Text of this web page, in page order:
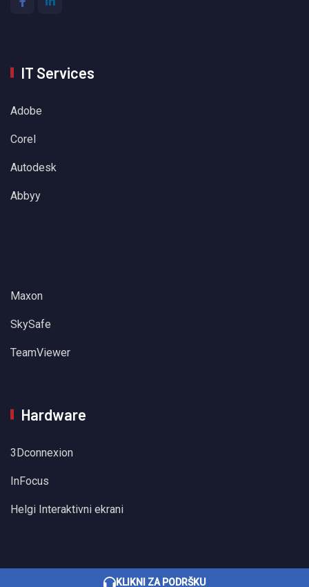
IT Services
Adobe
Corel
Autodesk
Abbyy
Maxon
SkySafe
TeamViewer
Hardware
3Dconnexion
InFocus
Helgi Interaktivni ekrani
KLIKNI ZA PODRŠKU